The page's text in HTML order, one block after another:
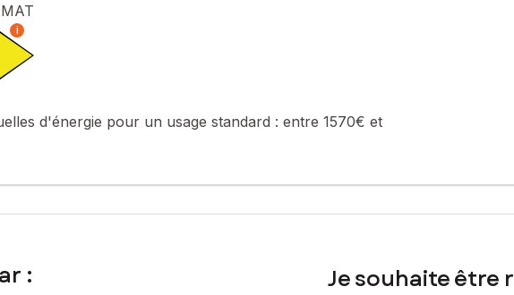
i
d'énergie pour un usage standard : entre 1570€ et
: Je souhaite être